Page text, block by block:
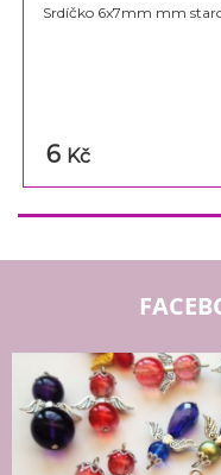
Srdíčko 6x7mm mm
6 Kč